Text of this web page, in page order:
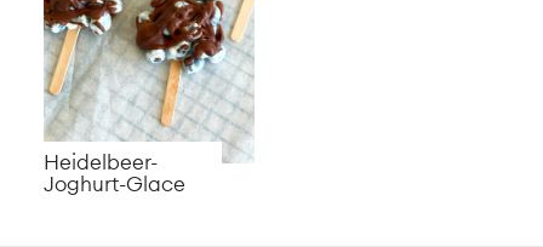
Heidelbeer-
Joghurt-Glace